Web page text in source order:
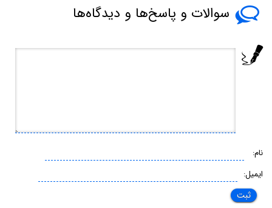
سوالات و پاسخ‌ها و دیدگاه‌ها
نام:
ایمیل: